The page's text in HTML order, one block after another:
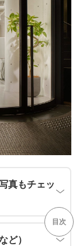
真もチェッ
ど）
目次